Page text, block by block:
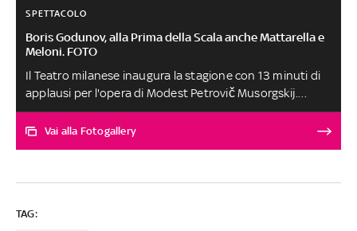
SPETTACOLO
Boris Godunov, alla Prima della Scala anche Mattarella e
Meloni. FOTO
Il Teatro milanese inaugura la stagione con 13 minuti di
applausi per l'opera di Modest Petrovič Musorgskij.
Presenti le più alte cariche politiche italiane e
internazionali. La presidente della Commissione
Dostoevskij. Non dovremmo permettere che Putin
Consiglio: 'Conoscete la mia posizione sulla guerra, ma
Vai alla Fotogallery
TAG: